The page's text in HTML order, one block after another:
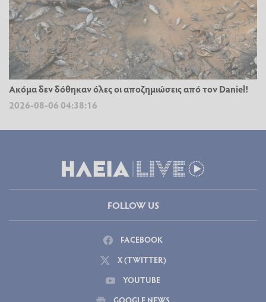
Ακόμα δεν δόθηκαν όλες οι αποζημιώσεις από τον Daniel!
2026-08-06 04:38:16
FOLLOW US
FACEBOOK
X (TWITTER)
YOUTUBE